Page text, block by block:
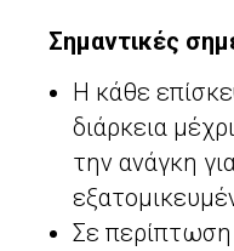
Σημαντικές
Η κάθε
διάρκεια
την ανάγκη
Σε περίπτωση